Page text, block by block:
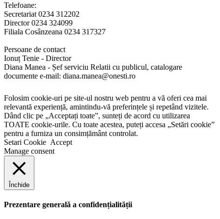
Telefoane:
Secretariat 0234 312202
Director 0234 324099
Filiala Cosânzeana 0234 317327
Persoane de contact
Ionuț Tenie - Director
Diana Manea - Șef serviciu Relatii cu publicul, catalogare
documente e-mail: diana.manea@onesti.ro
Folosim cookie-uri pe site-ul nostru web pentru a vă oferi cea mai
relevantă experiență, amintindu-vă preferințele și repetând vizitele.
Dând clic pe „Acceptați toate”, sunteți de acord cu utilizarea
TOATE cookie-urile. Cu toate acestea, puteți accesa „Setări cookie”
pentru a furniza un consimțământ controlat.
Setari Cookie Accept
Manage consent
Închide
Prezentare generală a confidențialității